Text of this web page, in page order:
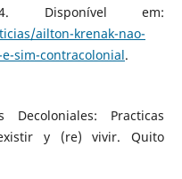
Disponível em:
ailton-krenak-nao-
sim-contracolonial.
Decoloniales: Practicas
y (re) vivir. Quito